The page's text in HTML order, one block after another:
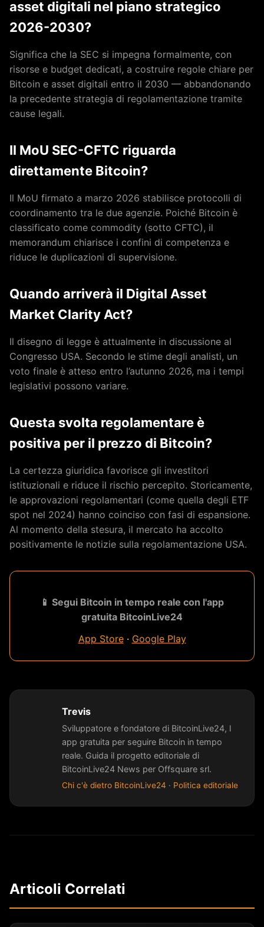
asset digitali nel piano strategico
2026-2030?
Significa che la SEC si impegna formalmente, con
risorse e budget dedicati, a costruire regole chiare per
Bitcoin e asset digitali entro il 2030 — abbandonando
la precedente strategia di regolamentazione tramite
cause legali.
Il MoU SEC-CFTC riguarda
direttamente Bitcoin?
Il MoU firmato a marzo 2026 stabilisce protocolli di
coordinamento tra le due agenzie. Poiché Bitcoin è
classificato come commodity (sotto CFTC), il
memorandum chiarisce i confini di competenza e
riduce le duplicazioni di supervisione.
Quando arriverà il Digital Asset
Market Clarity Act?
Il disegno di legge è attualmente in discussione al
Congresso USA. Secondo le stime degli analisti, un
voto finale è atteso entro l’autunno 2026, ma i tempi
legislativi possono variare.
Questa svolta regolamentare è
positiva per il prezzo di Bitcoin?
La certezza giuridica favorisce gli investitori
istituzionali e riduce il rischio percepito. Storicamente,
le approvazioni regolamentari (come quella degli ETF
spot nel 2024) hanno coinciso con fasi di espansione.
Al momento della stesura, il mercato ha accolto
positivamente le notizie sulla regolamentazione USA.
📱 Segui Bitcoin in tempo reale con l'app
gratuita BitcoinLive24
App Store· Google Play
Trevis
Sviluppatore e fondatore di BitcoinLive24, l
app gratuita per seguire Bitcoin in tempo
reale. Guida il progetto editoriale di
BitcoinLive24 News per Offsquare srl.
Chi c'è dietro BitcoinLive24 · Politica editoriale
Articoli Correlati